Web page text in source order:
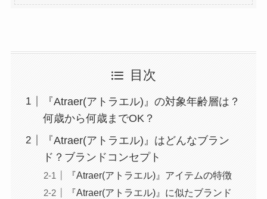
目次
『Atraer(アトラエル)』の対象年齢層は？
何歳から何歳までOK？
『Atraer(アトラエル)』はどんなブラン
ド？ブランドコンセプト
『Atraer(アトラエル)』アイテムの特徴
『Atraer(アトラエル)』に似たブランド